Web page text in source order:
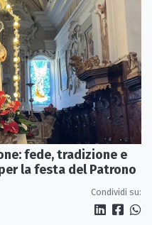
fede, tradizione e
la festa del Patrono
Condividi su: